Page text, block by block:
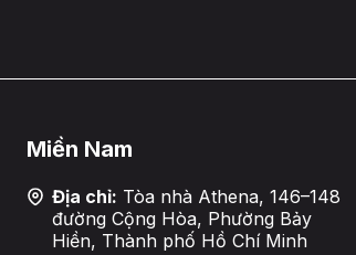
Miền Nam
Địa chỉ: Tòa nhà Athena, 146–148
đường Cộng Hòa, Phường Bảy
Hiền, Thành phố Hồ Chí Minh